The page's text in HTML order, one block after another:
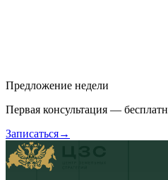
Предложение недели
Первая консультация —
Записаться→